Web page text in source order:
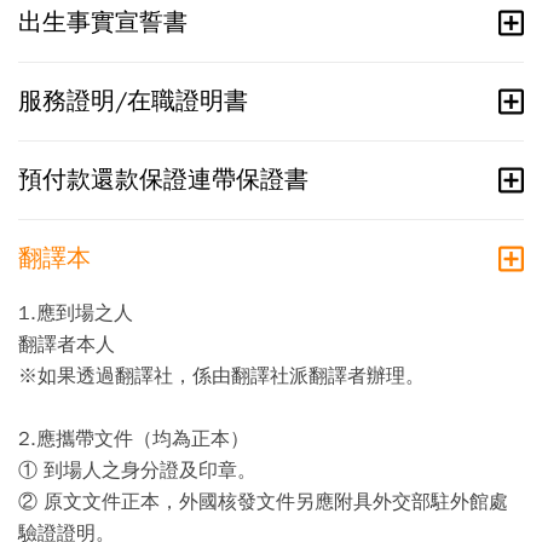
出生事實宣誓書
服務證明/在職證明書
預付款還款保證連帶保證書
翻譯本
1.應到場之人
翻譯者本人
※如果透過翻譯社，係由翻譯社派翻譯者辦理。
2.應攜帶文件（均為正本）
① 到場人之身分證及印章。
② 原文文件正本，外國核發文件另應附具外交部駐外館處
驗證證明。